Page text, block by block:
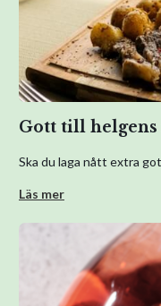
Gott till
Ska du laga nått extra
Läs mer